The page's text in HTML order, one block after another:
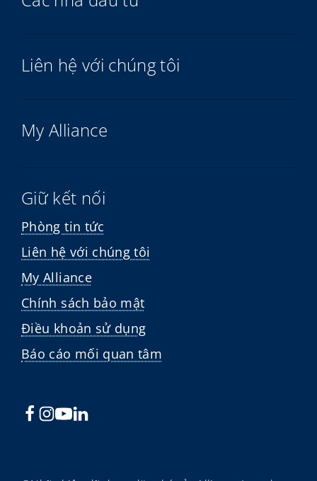
Liên hệ với chúng tôi
My Alliance
Giữ kết nối
Phòng tin tức
Liên hệ với chúng tôi
My Alliance
Chính sách bảo mật
Điều khoản sử dụng
Báo cáo mối quan tâm